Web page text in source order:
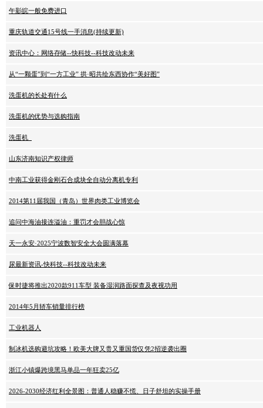
午影皖一般免费进口
重庆轨道交通15号线一手消息(持续更新)
资讯中心：网络存储--快科技--科技改动未来
从“一颗蛋”到“一方工业” 拱·昭共绘东西协作“美好图”
洗蛋机的长处有什么
洗蛋机的优势与选购指南
洗蛋机_
山东济南知识产权律师
中南工业获得金刚石合成块全自动分离机专利
2014第11届我国（青岛）世界肉类工业博览会
追问中海油接连溢油：重罚才会胆战心惊
天一永安·2025宁波数智安全大会圆满落幕
尿最新资讯-快科技--科技改动未来
保时捷将推出2020款911车型 装备湿润路面探查及夜视功用
2014年5月轿车销量排行榜
工业机器人
制冰机选购避坑攻略！欧美大牌又贵又重国货仅凭2招逆袭出圈
浙江小镇爆跨境黑马单品一年狂卖25亿
2026-2030经济红利全景图：普通人稳赚不慌、日子舒坦的实操手册